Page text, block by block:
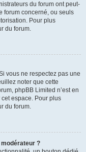
du forum ont peut-
forum concerné, ou seuls
Pour plus
du forum.
vous ne respectez pas une
noter que cette
phpBB Limited n’est en
espace. Pour plus
du forum.
?